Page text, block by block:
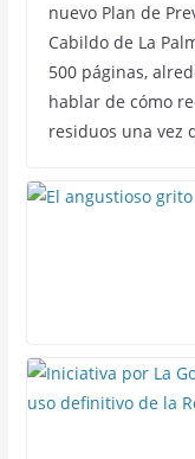
nuevo Plan de
Cabildo de La
500 páginas,
hablar de cómo
residuos una vez